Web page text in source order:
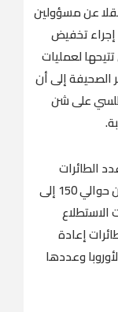
عن مسؤولين
إجراء ​تخفيض
لعمليات
الصحيفة إلى أن
على شن
الطائرات
المقاتلة من طراز (إف-16) و(إف-15إي) من حوالي 150 إلى
الاستطلاع
طائرات ⁠إعادة
وعددها